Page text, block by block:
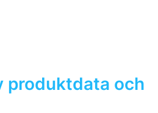
produktdata och